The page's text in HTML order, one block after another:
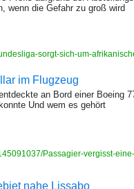
wenn die Gefahr zu groß wird
sorgt-sich-um-
im Flugzeug
an Bord einer Boeing
Und wem es gehört
Passagier-vergisst-
nahe Lissabo